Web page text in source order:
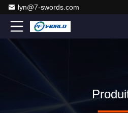
lyn@7-swords.com